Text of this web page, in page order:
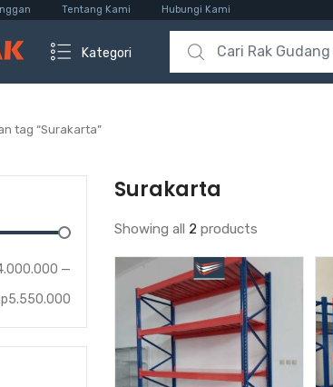
Tentang Kami Hubungi Kami
Kategori
Search for:
tag “Surakarta”
Surakarta
Showing all 2 products
—